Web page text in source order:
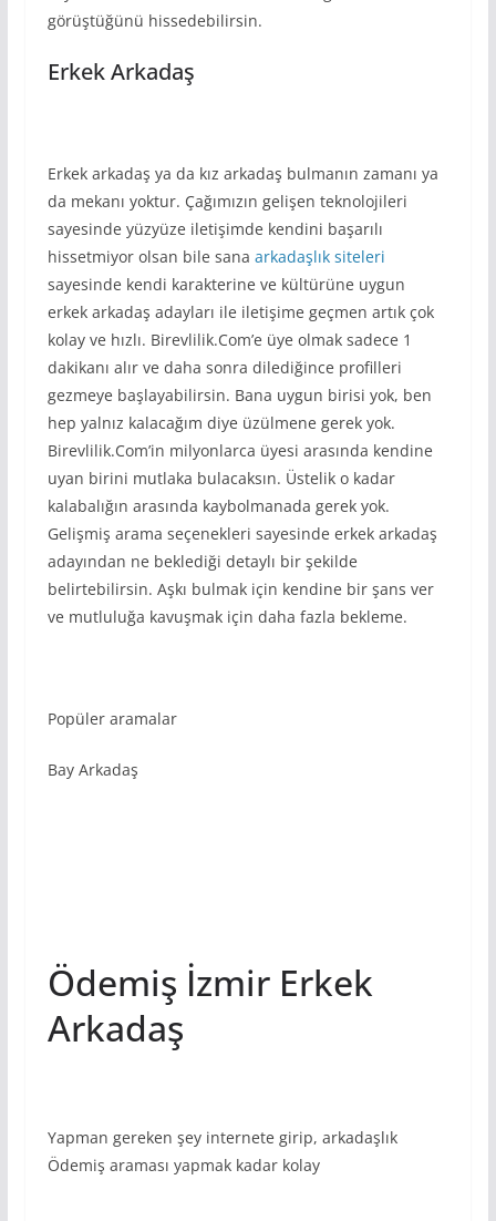
görüştüğünü hissedebilirsin.
Erkek Arkadaş
Erkek arkadaş ya da kız arkadaş bulmanın zamanı ya
da mekanı yoktur. Çağımızın gelişen teknolojileri
sayesinde yüzyüze iletişimde kendini başarılı
hissetmiyor olsan bile sana arkadaşlık siteleri
sayesinde kendi karakterine ve kültürüne uygun
erkek arkadaş adayları ile iletişime geçmen artık çok
kolay ve hızlı. Birevlilik.Com’e üye olmak sadece 1
dakikanı alır ve daha sonra dilediğince profilleri
gezmeye başlayabilirsin. Bana uygun birisi yok, ben
hep yalnız kalacağım diye üzülmene gerek yok.
Birevlilik.Com’in milyonlarca üyesi arasında kendine
uyan birini mutlaka bulacaksın. Üstelik o kadar
kalabalığın arasında kaybolmanada gerek yok.
Gelişmiş arama seçenekleri sayesinde erkek arkadaş
adayından ne beklediği detaylı bir şekilde
belirtebilirsin. Aşkı bulmak için kendine bir şans ver
ve mutluluğa kavuşmak için daha fazla bekleme.
Popüler aramalar
Bay Arkadaş
Ödemiş İzmir Erkek
Arkadaş
Yapman gereken şey internete girip, arkadaşlık
Ödemiş araması yapmak kadar kolay